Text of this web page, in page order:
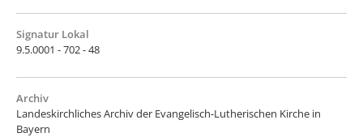
Signatur Lokal
9.5.0001 - 702 - 48
Archiv
Landeskirchliches Archiv der Evangelisch-Lutherischen Kirche in
Bayern